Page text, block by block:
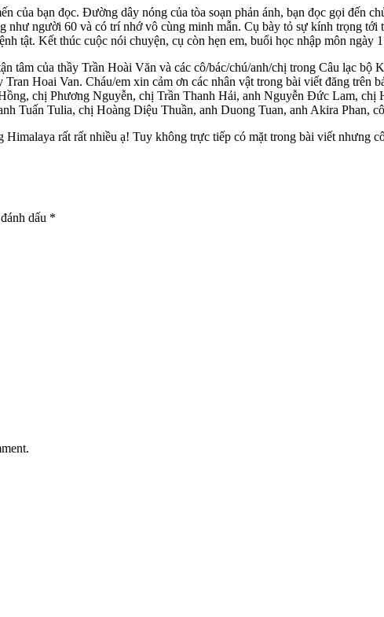
của bạn đọc. Đường dây nóng của tòa soạn phản ánh, bạn đọc gọi đến
như người 60 và có trí nhớ vô cùng minh mẫn. Cụ bày tỏ sự kính trọng
tật. Kết thúc cuộc nói chuyện, cụ còn hẹn em, buổi học nhập môn ngày
tâm của thầy Trần Hoài Văn và các cô/bác/chú/anh/chị trong Câu lạc
Hoai Van. Cháu/em xin cảm ơn các nhân vật trong bài viết đăng
chị Phương Nguyễn, chị Trần Thanh Hải, anh Nguyễn Đức Lam, chị
Tuấn Tulia, chị Hoàng Diệu Thuần, anh Duong Tuan, anh Akira Phan,
rất rất nhiều ạ! Tuy không trực tiếp có mặt trong bài viết nhưng
dấu *